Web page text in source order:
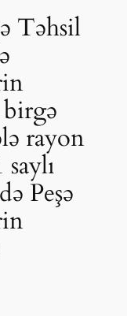
Təhsil
rayon
Peşə